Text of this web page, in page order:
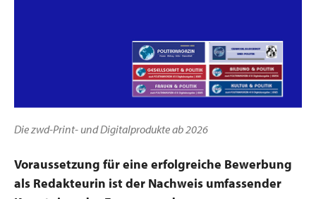
Die zwd-Print- und Digitalprodukte ab 2026
Voraussetzung für eine erfolgreiche Bewerbung
als Redakteurin ist der Nachweis umfassender